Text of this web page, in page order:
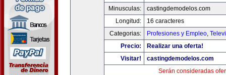
Minusculas:
castingdemodelos.com
Longitud:
16 caracteres
Categorias:
Profesiones y Empleo,
Precio:
Realizar una oferta!
Visitar!
castingdemodelos.com
Serán consideradas